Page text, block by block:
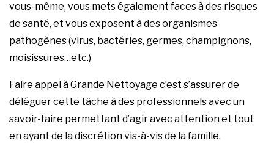
vous-même, vous mets également faces à des risques
de santé, et vous exposent à des organismes
pathogènes (virus, bactéries, germes, champignons,
moisissures…etc.)
Faire appel à Grande Nettoyage c’est s’assurer de
déléguer cette tâche à des professionnels avec un
savoir-faire permettant d’agir avec attention et tout
en ayant de la discrétion vis-à-vis de la famille.